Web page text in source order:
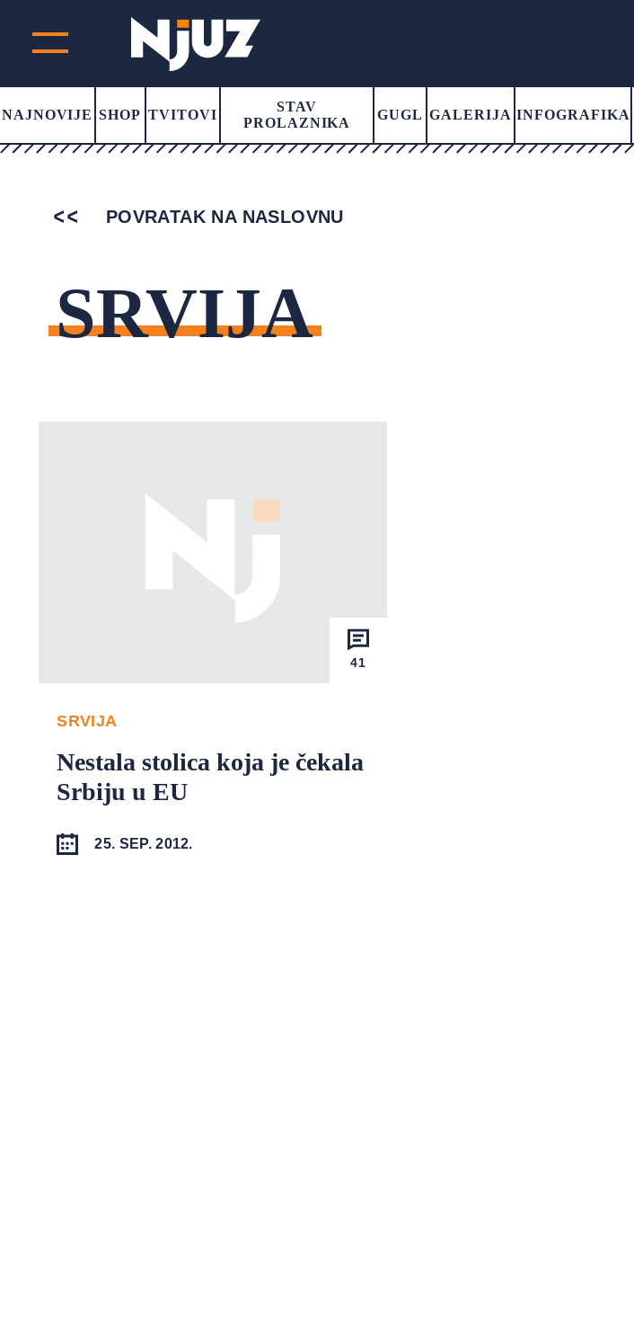
NAJNOVIJE SHOP TVITOVI
STAV
PROLAZNIKA
GUGL GALERIJA INFOGRAFIKA
POVRATAK NA NASLOVNU
SRVIJA
41
SRVIJA
Nestala stolica koja je čekala
Srbiju u EU
25. SEP. 2012.